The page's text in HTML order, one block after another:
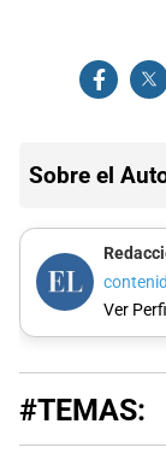
Sobre el
Ver Perfil
#TEMAS: